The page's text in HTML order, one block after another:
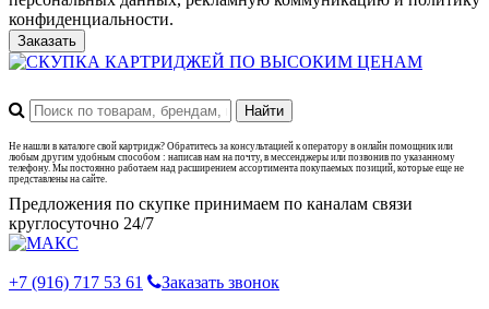
конфиденциальности.
Заказать
Не нашли в каталоге свой картридж? Обратитесь за консультацией к оператору в онлайн помощник или
любым другим удобным способом : написав нам на почту, в мессенджеры или позвонив по указанному
телефону. Мы постоянно работаем над расширением ассортимента покупаемых позиций, которые еще не
представлены на сайте.
Предложения по скупке принимаем по каналам связи
круглосуточно 24/7
+7 (916) 717 53 61
Заказать звонок